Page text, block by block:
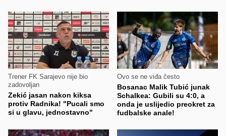
Trener FK Sarajevo nije bio
zadovoljan
Zekić jasan nakon kiksa
protiv Radnika! "Pucali smo
si u glavu, jednostavno"
Ovo se ne viđa često
Bosanac Malik Tubić junak
Schalkea: Gubili su 4:0, a
onda je uslijedio preokret za
fudbalske anale!